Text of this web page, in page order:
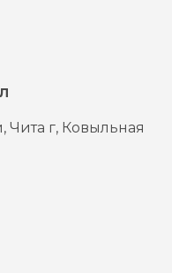
Чита г, Ковыльная